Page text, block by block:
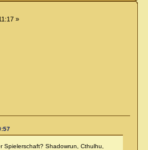
»
Spielerschaft? Shadowrun, Cthulhu,